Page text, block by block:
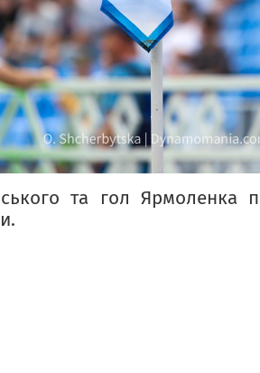
та гол Ярмоленка